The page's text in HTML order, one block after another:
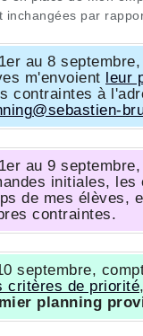
inchangées par
au 8
m'envoient leur
contraintes à
au 9
initiales, les
de mes élèves,
contraintes.
septembre,
critères de priorité
planning